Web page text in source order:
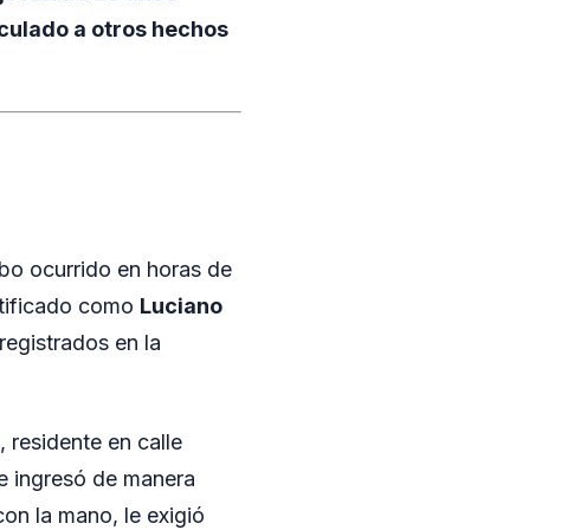
a otros hechos
ocurrido en horas de
como Luciano
en la
, residente en calle
ingresó de manera
la mano, le exigió